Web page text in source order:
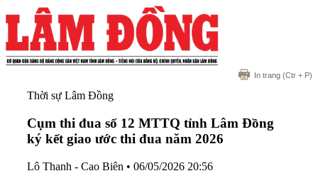
In trang (Ctr + P)
Thời sự Lâm Đồng
Cụm thi đua số 12 MTTQ tỉnh Lâm Đồng
ký kết giao ước thi đua năm 2026
Lô Thanh - Cao Biên • 06/05/2026 20:56